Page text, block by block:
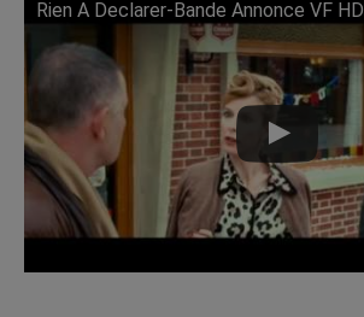
Rien A Declarer-Bande Annonce VF HD
Lire cette vidéo sur YouTube